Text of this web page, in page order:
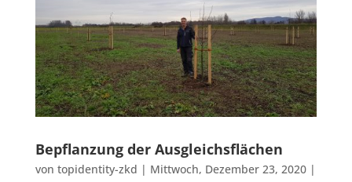
Bepflanzung der Ausgleichsflächen
von topidentity-zkd | Mittwoch, Dezember 23, 2020|